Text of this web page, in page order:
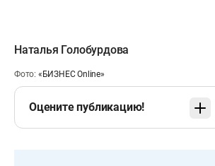
Наталья Голобурдова
Фото: «БИЗНЕС Online»
Оцените публикацию!